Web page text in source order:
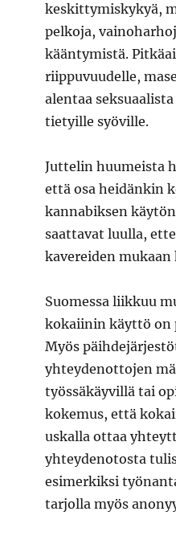
keskittymiskykyä,
pelkoja,
kääntymistä.
riippuvuudelle,
alentaa
tietyille syöville.
Juttelin huumeista
että osa heidänkin
kannabiksen
saattavat luulla,
kavereiden
Suomessa liikkuu
kokaiinin käyttö on
Myös
yhteydenottojen
työssäkäyvillä tai
kokemus, että
uskalla ottaa
yhteydenotosta
esimerkiksi
tarjolla myös